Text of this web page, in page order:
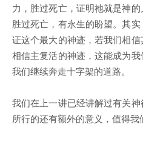
力，胜过死亡，证明祂就是神
胜过死亡，有永生的盼望。其
证这个最大的神迹，若我们相
相信主复活的神迹，这能成为
我们继续奔走十字架的道路。
我们在上一讲已经讲解过有关
所行的还有额外的意义，值得我